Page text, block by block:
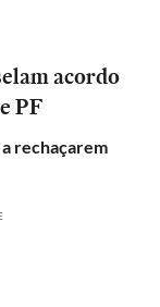
acordo
PF
rechaçarem